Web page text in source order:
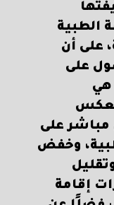
الطبية
على أن
على
هي
مباشر على
وخفض
إقامة